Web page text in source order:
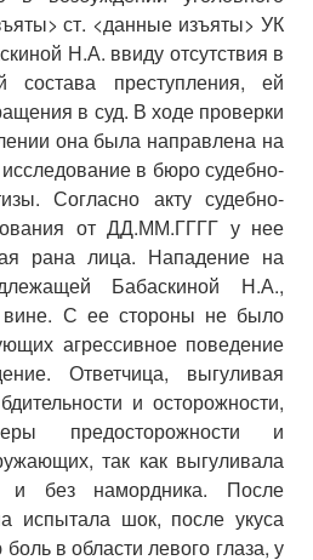
ст. <данные изъяты> УК
Н.А. ввиду отсутствия в
состава преступления, ей
в суд. В ходе проверки
она была направлена на
в бюро судебно-
Согласно акту судебно-
от ДД.ММ.ГГГГ у нее
рана лица. Нападение на
Бабаскиной Н.А.,
С ее стороны не было
агрессивное поведение
Ответчица, выгуливая
и осторожности,
предосторожности и
так как выгуливала
и без намордника. После
испытала шок, после укуса
в области левого глаза, у